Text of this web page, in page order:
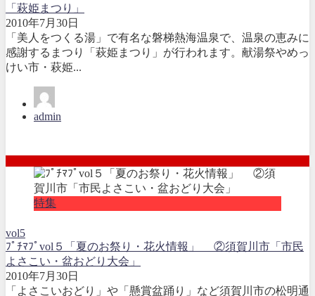
「萩姫まつり」
2010年7月30日
「美人をつくる湯」で有名な磐梯熱海温泉で、温泉の恵みに
感謝するまつり「萩姫まつり」が行われます。献湯祭やめっ
けい市・萩姫...
admin
特集
vol5
ﾌﾟﾁﾏﾌﾟvol５「夏のお祭り・花火情報」 ②須賀川市「市民
よさこい・盆おどり大会」
2010年7月30日
「よさこいおどり」や「懸賞盆踊り」など須賀川市の松明通